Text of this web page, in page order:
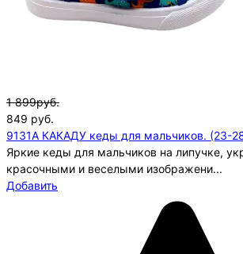
1 899руб.
849 руб.
9131A КАКАДУ кеды для мальчиков. (23-
Яркие кеды для мальчиков на липучке,
красочными и веселыми изображени...
Добавить